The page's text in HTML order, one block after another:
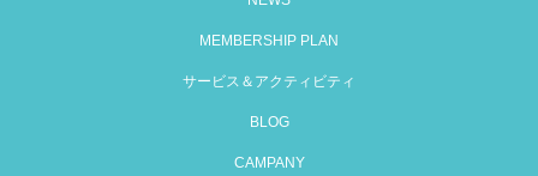
MEMBERSHIP PLAN
サービス＆アクティビティ
BLOG
CAMPANY